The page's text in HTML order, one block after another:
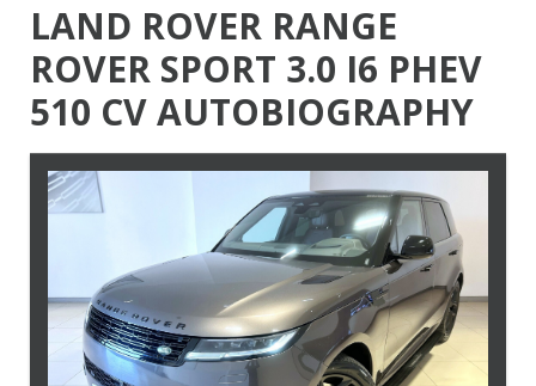
LAND ROVER RANGE
ROVER SPORT 3.0 I6 PHEV
510 CV AUTOBIOGRAPHY